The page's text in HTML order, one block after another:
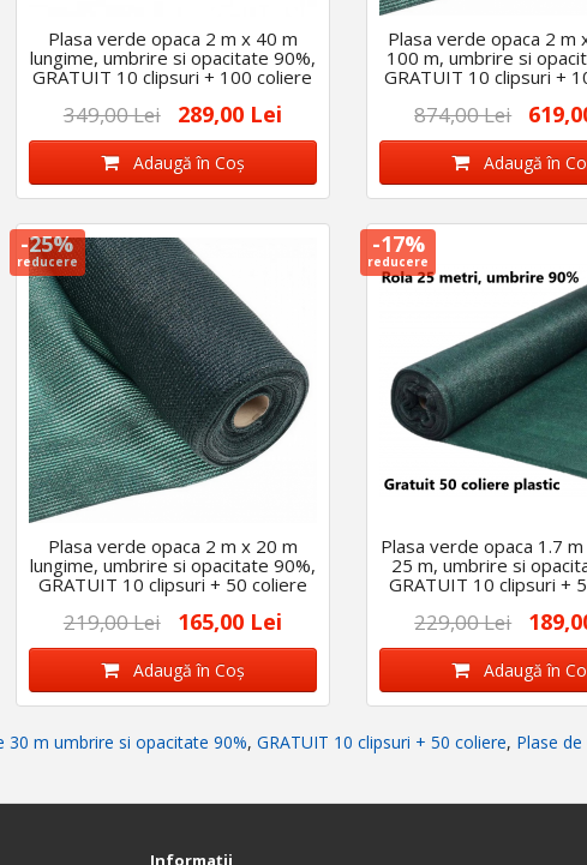
Plasa verde opaca 2 m x 40 m
lungime, umbrire si opacitate 90%,
GRATUIT 10 clipsuri + 100 coliere
349,00 Lei 289,00 Lei
Adaugă în Coş
Plasa verde opaca 2 m
100 m, umbrire si
GRATUIT 10 clipsuri +
874,00 Lei
Adaugă în
-25%
reducere
Plasa verde opaca 2 m x 20 m
lungime, umbrire si opacitate 90%,
GRATUIT 10 clipsuri + 50 coliere
219,00 Lei 165,00 Lei
Adaugă în Coş
-17%
reducere
Plasa verde opaca 1.7
25 m, umbrire si
GRATUIT 10 clipsuri +
229,00 Lei
Adaugă în
30 m umbrire si opacitate 90%, GRATUIT 10 clipsuri + 50 coliere, Plase
Informaţii